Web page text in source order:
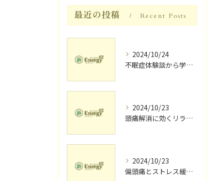
最近の投稿 Recent Posts
2024/10/24
不眠症体験談から学ぶ睡眠質向上法
2024/10/23
頭痛解消に効くリラク体験談
2024/10/23
偏頭痛とストレス緩和に効果的なリラクゼーション法